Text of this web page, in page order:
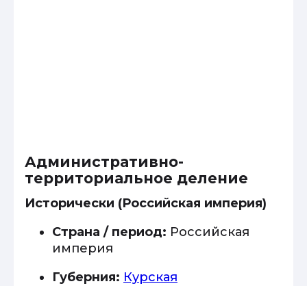
Административно-
территориальное деление
Исторически (Российская империя)
Страна / период: Российская
империя
Губерния: Курская